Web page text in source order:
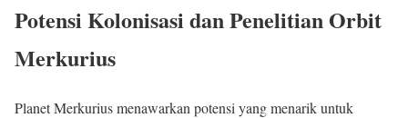
Potensi Kolonisasi dan Penelitian Orbit
Merkurius
Planet Merkurius menawarkan potensi yang menarik untuk